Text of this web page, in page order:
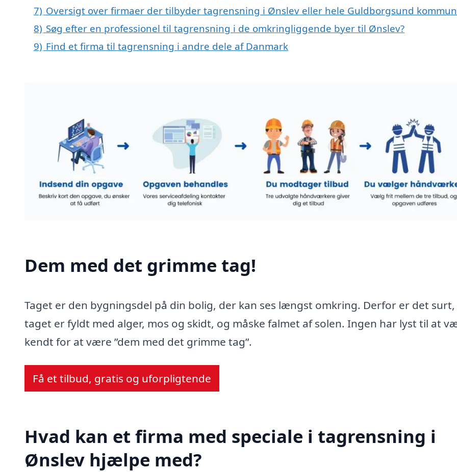
7) Oversigt over firmaer der tilbyder tagrensning i Ønslev eller hele Guldborgsund
8) Søg efter en professionel til tagrensning i de omkringliggende byer til Ønslev?
9) Find et firma til tagrensning i andre dele af Danmark
Dem med det grimme tag!
Taget er den bygningsdel på din bolig, der kan ses længst omkring. Derfor er det
taget er fyldt med alger, mos og skidt, og måske falmet af solen. Ingen har lyst til at
kendt for at være ”dem med det grimme tag”.
Få et tilbud, gratis og uforpligtende
Hvad kan et firma med speciale i tagrensning i
Ønslev hjælpe med?